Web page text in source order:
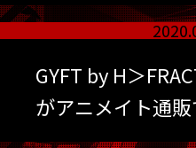
GYFT by H＞
がアニメイト通販